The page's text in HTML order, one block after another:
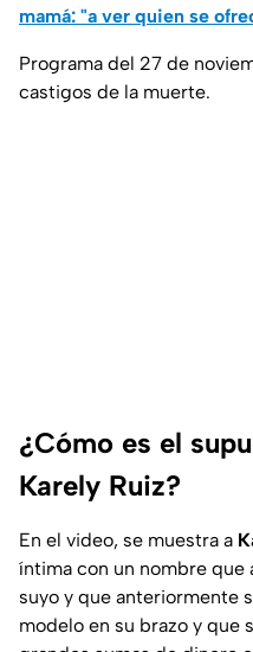
mamá: "a ver quien se
Programa del 27 de
castigos de la muerte.
¿Cómo es el
Karely Ruiz?
En el video, se muestra a
íntima con un nombre
suyo y que anteriormente
modelo en su brazo y que